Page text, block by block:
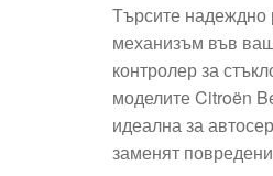
Търсите надеждно
механизъм във
контролер за
моделите Citroën
идеална за
заменят